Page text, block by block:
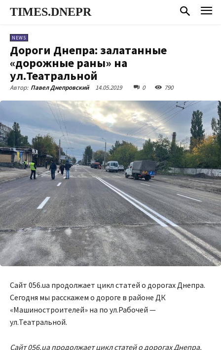
TIMES.DNEPR
NEWS
Дороги Днепра: залатанные
«дорожные раны» на
ул.Театральной
Автор: Павел Днепровский 14.05.2019 0 790
Сайт 056.ua продолжает цикл статей о дорогах Днепра.
Сегодня мы расскажем о дороге в районе ДК
«Машиностроителей» на по ул.Рабочей —
ул.Театральной.
Сайт 056.ua продолжает цикл статей о дорогах Днепра.